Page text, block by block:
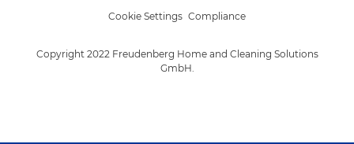
Copyright 2022 Freudenberg Home and Cleaning Solutions
GmbH.
Cookie Settings Compliance